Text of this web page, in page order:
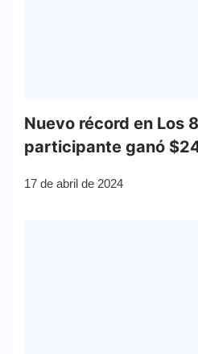
Nuevo récord en Los
participante ganó
17 de abril de 2024